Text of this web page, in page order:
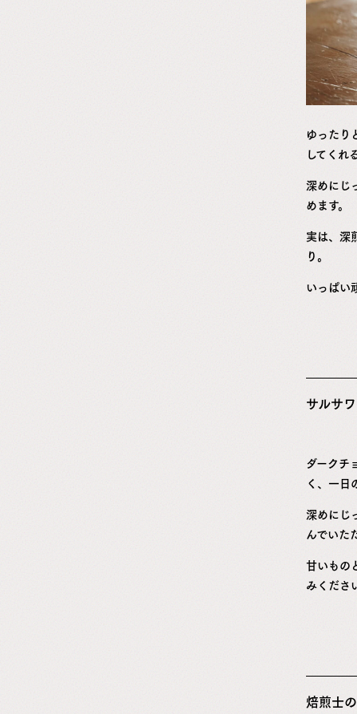
ゆったり
してくれ
深めにじ
めます。
実は、深
り。
いっぱい
サルサ
ダークチ
く、一日
深めにじ
んでいた
甘いもの
みくださ
焙煎士